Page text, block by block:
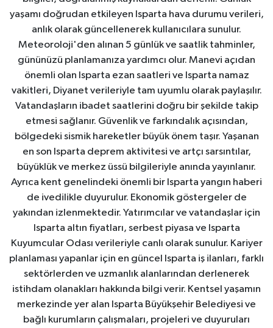
yaşamı doğrudan etkileyen Isparta hava durumu verileri,
anlık olarak güncellenerek kullanıcılara sunulur.
Meteoroloji'den alınan 5 günlük ve saatlik tahminler,
gününüzü planlamanıza yardımcı olur. Manevi açıdan
önemli olan Isparta ezan saatleri ve Isparta namaz
vakitleri, Diyanet verileriyle tam uyumlu olarak paylaşılır.
Vatandaşların ibadet saatlerini doğru bir şekilde takip
etmesi sağlanır. Güvenlik ve farkındalık açısından,
bölgedeki sismik hareketler büyük önem taşır. Yaşanan
en son Isparta deprem aktivitesi ve artçı sarsıntılar,
büyüklük ve merkez üssü bilgileriyle anında yayınlanır.
Ayrıca kent genelindeki önemli bir Isparta yangın haberi
de ivedilikle duyurulur. Ekonomik göstergeler de
yakından izlenmektedir. Yatırımcılar ve vatandaşlar için
Isparta altın fiyatları, serbest piyasa ve Isparta
Kuyumcular Odası verileriyle canlı olarak sunulur. Kariyer
planlaması yapanlar için en güncel Isparta iş ilanları, farklı
sektörlerden ve uzmanlık alanlarından derlenerek
istihdam olanakları hakkında bilgi verir. Kentsel yaşamın
merkezinde yer alan Isparta Büyükşehir Belediyesi ve
bağlı kurumların çalışmaları, projeleri ve duyuruları